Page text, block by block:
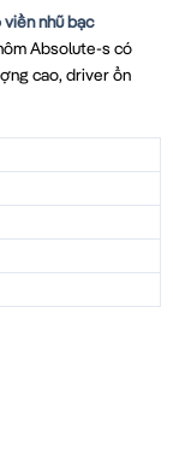
nhũ bạc
Absolute-s có
cao, driver ổn